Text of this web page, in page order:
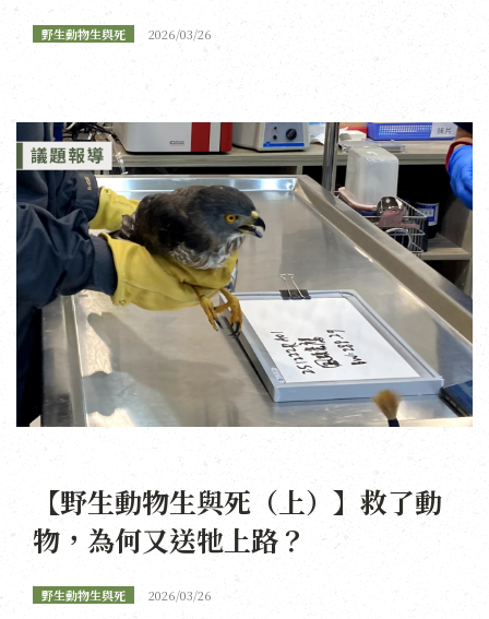
野生動物生與死 2026/03/26
【野生動物生與死（上）】救了動
物，為何又送牠上路？
野生動物生與死 2026/03/26